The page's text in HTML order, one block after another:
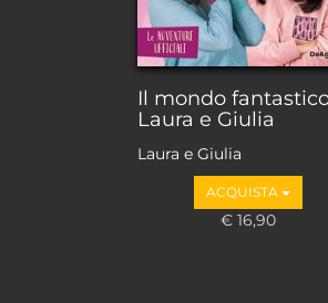
Il mondo
Laura e Giulia
Laura e Giulia
ACQUISTA
€ 16,90